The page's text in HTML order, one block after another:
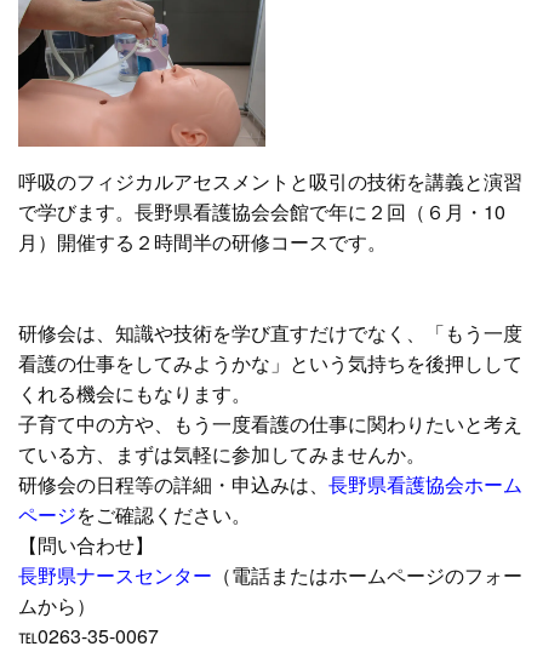
呼吸のフィジカルアセスメントと吸引の技術を講義と演習
で学びます。長野県看護協会会館で年に２回（６月・10
月）開催する２時間半の研修コースです。
研修会は、知識や技術を学び直すだけでなく、「もう一度
看護の仕事をしてみようかな」という気持ちを後押しして
くれる機会にもなります。
子育て中の方や、もう一度看護の仕事に関わりたいと考え
ている方、まずは気軽に参加してみませんか。
研修会の日程等の詳細・申込みは、 長野県看護協会ホーム
ページをご確認ください。
【問い合わせ】
長野県ナースセンター （電話またはホームページのフォー
ムから）
℡0263-35-0067